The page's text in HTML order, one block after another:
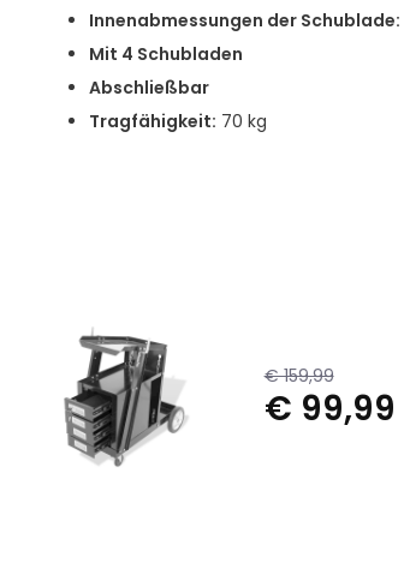
Innenabmessungen der Schublade:
Mit 4 Schubladen
Abschließbar
Tragfähigkeit: 70 kg
€ 159,99
€ 99,99